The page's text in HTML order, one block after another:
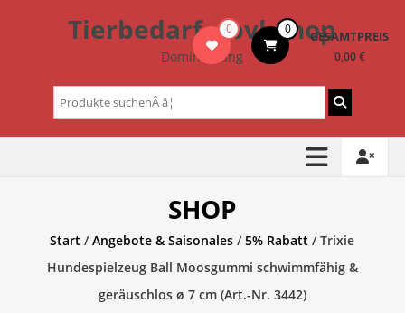
Tierbedarf – bvl-Shop
Dominik Lang
0 0 GESAMTPREIS
0,00 €
Suchen
nach:
SHOP
Start /Angebote & Saisonales /5% Rabatt / Trixie
Hundespielzeug Ball Moosgummi schwimmfähig &
geräuschlos ø 7 cm (Art.-Nr. 3442)